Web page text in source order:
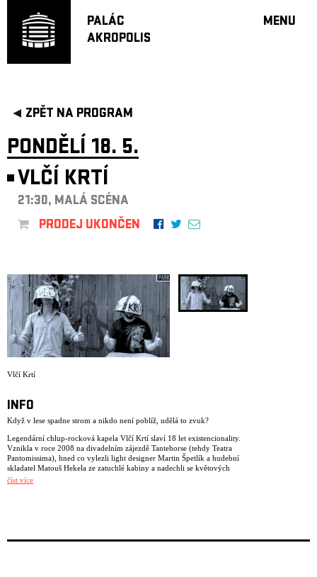
PALÁC
AKROPOLIS
MENU
ZPĚT NA PROGRAM
PONDĚLÍ 18. 5.
VLČÍ KRTÍ
21:30, MALÁ SCÉNA
PRODEJ UKONČEN
Vlčí Krtí
INFO
Když v lese spadne strom a nikdo není poblíž, udělá to zvuk?
Legendární chlup-rocková kapela Vlčí Krtí slaví 18 let existencionality.
Vznikla v roce 2008 na divadelním zájezdě Tantehorse (tehdy Teatra
Pantomissima), hned co vylezli light designer Martin Špetlík a hudební
skladatel Matouš Hekela ze zatuchlé kabiny a nadechli se květových
výparů. Od té doby nezastavitelně vydávali méně než jedno album ročně
číst více